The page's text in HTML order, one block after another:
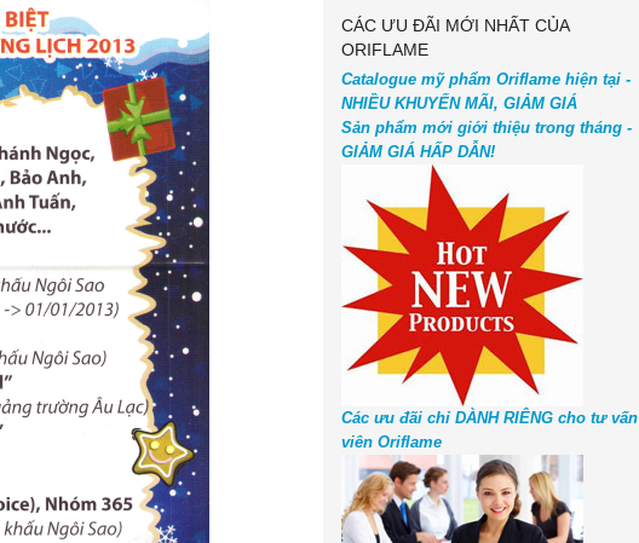
CÁC ƯU ĐÃI MỚI NHẤT CỦA
ORIFLAME
Catalogue mỹ phẩm Oriflame hiện tại -
NHIỀU KHUYẾN MÃI, GIẢM GIÁ
Sản phẩm mới giới thiệu trong tháng -
GIẢM GIÁ HẤP DẪN!
Các ưu đãi chỉ DÀNH RIÊNG cho tư vấn
viên Oriflame